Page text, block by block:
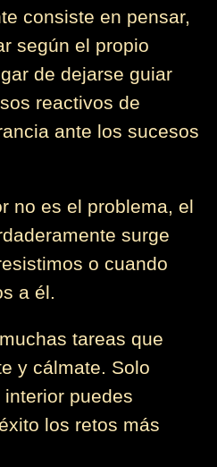
consiste en pensar,
según el propio
de dejarse guiar
reactivos de
ante los sucesos
no es el problema, el
surge
o cuando
a él.
tareas que
y cálmate. Solo
puedes
los retos más